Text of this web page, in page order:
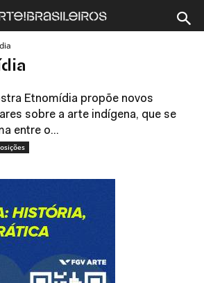
Etnomídia propõe novos
sobre a arte indígena, que se
entre o...